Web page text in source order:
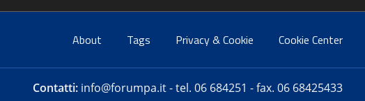
About Tags Privacy & Cookie Cookie Center
Contatti: info@forumpa.it- tel. 06 684251 - fax. 06 68425433